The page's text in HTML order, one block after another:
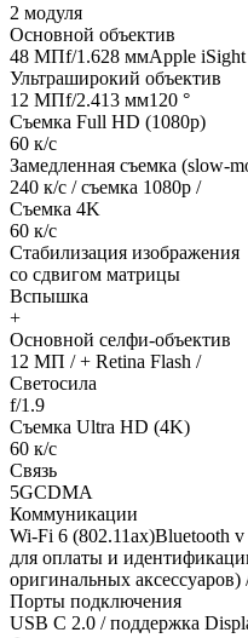
2 модуля
Основной объектив
48 МПf/1.628 ммApple iSight
Ультраширокий объектив
12 МПf/2.413 мм120 °
Съемка Full HD (1080p)
60 к/с
Замедленная съемка (slow-
240 к/с / съемка 1080р /
Съемка 4K
60 к/с
Стабилизация изображения
со сдвигом матрицы
Вспышка
+
Основной селфи-объектив
12 МП / + Retina Flash /
Светосила
f/1.9
Съемка Ultra HD (4K)
60 к/с
Связь
5GCDMA
Коммуникации
Wi-Fi 6 (802.11ax)Bluetooth
для оплаты и
оригинальных аксессуаров)
Порты подключения
USB C 2.0 / поддержка